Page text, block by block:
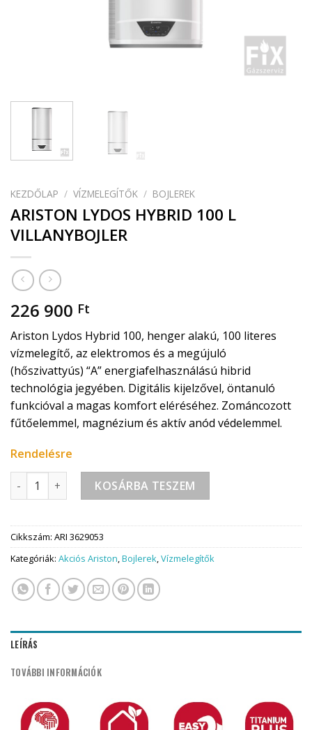
KEZDŐLAP / VÍZMELEGÍTŐK / BOJLEREK
ARISTON LYDOS HYBRID 100 L
VILLANYBOJLER
226 900 Ft
Ariston Lydos Hybrid 100, henger alakú, 100 literes
vízmelegítő, az elektromos és a megújuló
(hőszivattyús) “A” energiafelhasználású hibrid
technológia jegyében. Digitális kijelzővel, öntanuló
funkcióval a magas komfort eléréséhez. Zománcozott
fűtőelemmel, magnézium és aktív anód védelemmel.
Rendelésre
ARISTON LYDOS HYBRID 100 L VILLANYBOJLER mennyiség
KOSÁRBA TESZEM
Cikkszám: ARI 3629053
Kategóriák: Akciós Ariston,Bojlerek,Vízmelegítők
LEÍRÁS
TOVÁBBI INFORMÁCIÓK